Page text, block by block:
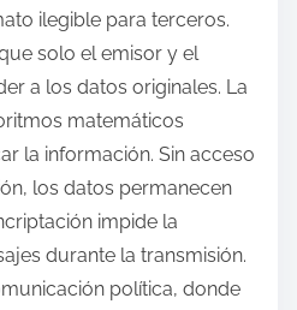
ilegible para terceros.
solo el emisor y el
a los datos originales. La
matemáticos
la información. Sin acceso
los datos permanecen
impide la
durante la transmisión.
política, donde